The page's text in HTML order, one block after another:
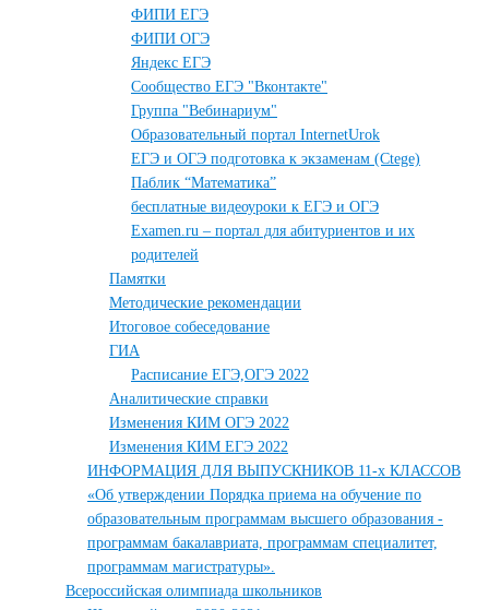
ФИПИ ЕГЭ
ФИПИ ОГЭ
Яндекс ЕГЭ
Сообщество ЕГЭ "Вконтакте"
Группа "Вебинариум"
Образовательный портал InternetUrok
ЕГЭ и ОГЭ подготовка к экзаменам (Ctege)
Паблик “Математика”
бесплатные видеоуроки к ЕГЭ и ОГЭ
Examen.ru – портал для абитуриентов и их
родителей
Памятки
Методические рекомендации
Итоговое собеседование
ГИА
Расписание ЕГЭ,ОГЭ 2022
Аналитические справки
Изменения КИМ ОГЭ 2022
Изменения КИМ ЕГЭ 2022
ИНФОРМАЦИЯ ДЛЯ ВЫПУСКНИКОВ 11-х КЛАССОВ
«Об утверждении Порядка приема на обучение по
образовательным программам высшего образования -
программам бакалавриата, программам специалитет,
программам магистратуры».
Всероссийская олимпиада школьников